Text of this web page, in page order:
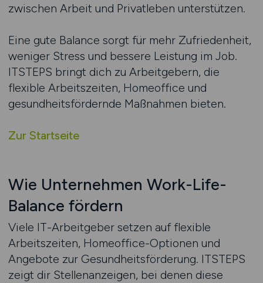
zwischen Arbeit und Privatleben unterstützen.
Eine gute Balance sorgt für mehr Zufriedenheit,
weniger Stress und bessere Leistung im Job.
ITSTEPS bringt dich zu Arbeitgebern, die
flexible Arbeitszeiten, Homeoffice und
gesundheitsfördernde Maßnahmen bieten.
Zur Startseite
Wie Unternehmen Work-Life-
Balance fördern
Viele IT-Arbeitgeber setzen auf flexible
Arbeitszeiten, Homeoffice-Optionen und
Angebote zur Gesundheitsförderung. ITSTEPS
zeigt dir Stellenanzeigen, bei denen diese